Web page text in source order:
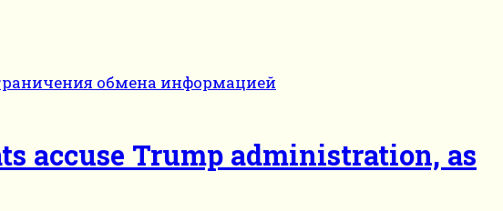
accuse Trump administration, as